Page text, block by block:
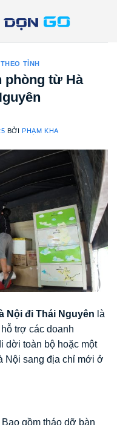
TỈNH
phòng từ Hà
BỞIPHẠM KHA
Nội đi Thái Nguyên là
trợ các doanh
dời toàn bộ hoặc một
Nội sang địa chỉ mới ở
Bao gồm tháo dỡ bàn